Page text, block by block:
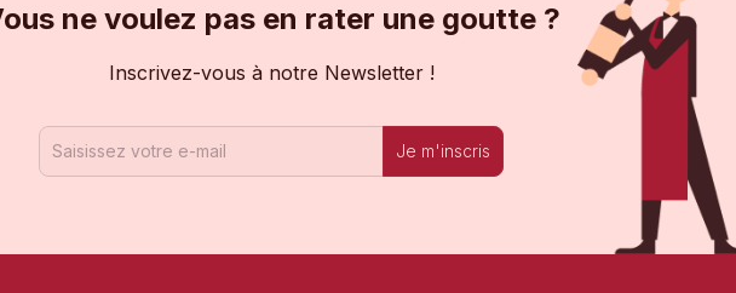
ne voulez pas en rater une goutte ?
Inscrivez-vous à notre Newsletter !
Je m'inscris